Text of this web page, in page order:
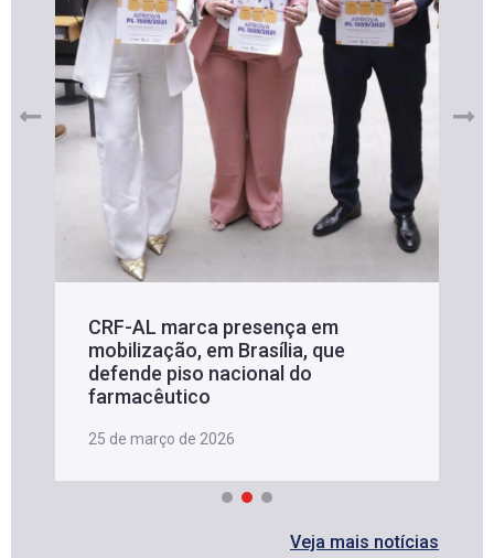
farmacêutico em nova resolução
da Anvisa sobre medicamentos à
base de Cannabis
29 de janeiro de 2026
Veja mais notícias